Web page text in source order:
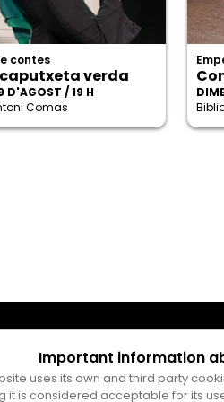
contes
verda
D'AGOST / 19 H
Comas
Important information
uses its own and third party
it is considered acceptable for its